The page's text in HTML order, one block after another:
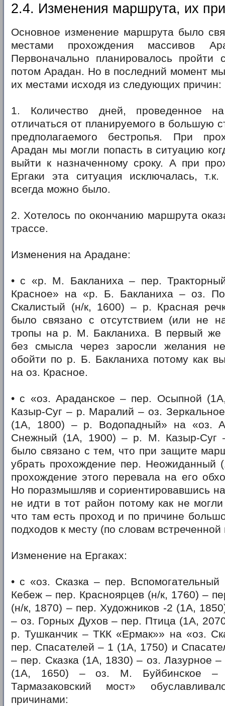
2.4. Изменения маршрута, их
Основное изменение маршрута было
местами прохождения массивов
Первоначально планировалось пройти
потом Арадан. Но в последний момент
их местами исходя из следующих причин:
1. Количество дней, проведенное
отличаться от планируемого в большую
предполагаемого бестропья. При
Арадан мы могли попасть в ситуацию
выйти к назначенному сроку. А при
Ергаки эта ситуация исключалась,
всегда можно было.
2. Хотелось по окончанию маршрута
трассе.
Изменения на Арадане:
• с «р. М. Бакланиха – пер.
Красное» на «р. Б. Бакланиха – оз.
Скалистый (н/к, 1600) – р. Красная
было связано с отсутствием (или не
тропы на р. М. Бакланиха. В первый же
без смысла через заросли желания
обойти по р. Б. Бакланиха потому как
на оз. Красное.
• с «оз. Араданское – пер. Осыпной
Казыр-Суг – р. Маралий – оз.
(1А, 1800) – р. Водопадный» на «оз.
Снежный (1А, 1900) – р. М. Казыр-Суг
было связано с тем, что при защите
убрать прохождение пер.
прохождение этого перевала на его
Но поразмышляв и сориентировавшись
не идти в тот район потому как не
что там есть проход и по причине
подходов к месту (по словам встреченной
Изменение на Ергаках:
• с «оз. Сказка – пер.
Кебеж – пер. Красноярцев (н/к, 1760) –
(н/к, 1870) – пер. Художников -2 (1А,
– оз. Горных Духов – пер. Птица (1А,
р. Тушканчик – ТКК «Ермак»» на «оз.
пер. Спасателей – 1 (1А, 1750) и
– пер. Сказка (1А, 1830) – оз. Лазурное
(1А, 1650) – оз. М. Буйбинское
Тармазаковский мост»
причинами: